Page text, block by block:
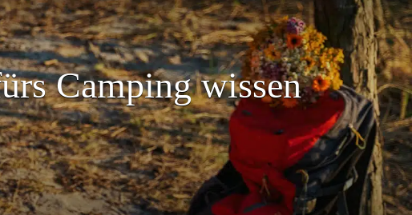
Camping wissen